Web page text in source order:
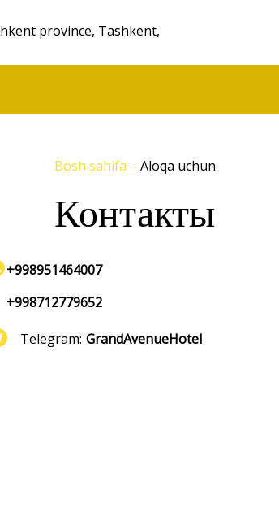
province, Tashkent,
Bosh sahifa – Aloqa uchun
Контакты
+998951464007
+998712779652
Telegram: GrandAvenueHotel